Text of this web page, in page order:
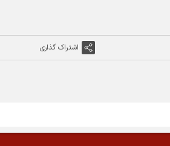
اشتراک گذاری